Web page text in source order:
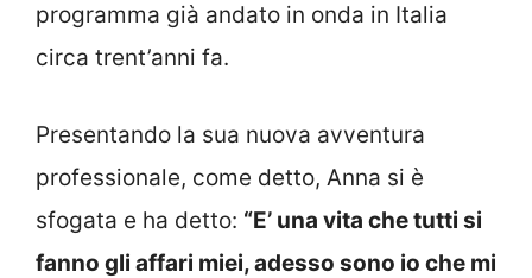
programma già andato in onda in Italia
circa trent’anni fa.
Presentando la sua nuova avventura
professionale, come detto, Anna si è
sfogata e ha detto: “E’ una vita che tutti si
fanno gli affari miei, adesso sono io che mi